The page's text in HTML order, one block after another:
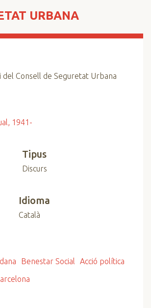
URBANA
del Consell de Seguretat Urbana
1941-
Tipus
Discurs
Idioma
Català
Benestar Social
Acció política